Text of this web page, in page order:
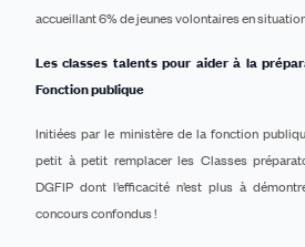
accueillant 6% de jeunes volontaires en
Les classes talents pour aider à la
Fonction publique
Initiées par le ministère de la fonction
petit à petit remplacer les Classes
DGFIP dont l’efficacité n’est plus à
concours confondus !